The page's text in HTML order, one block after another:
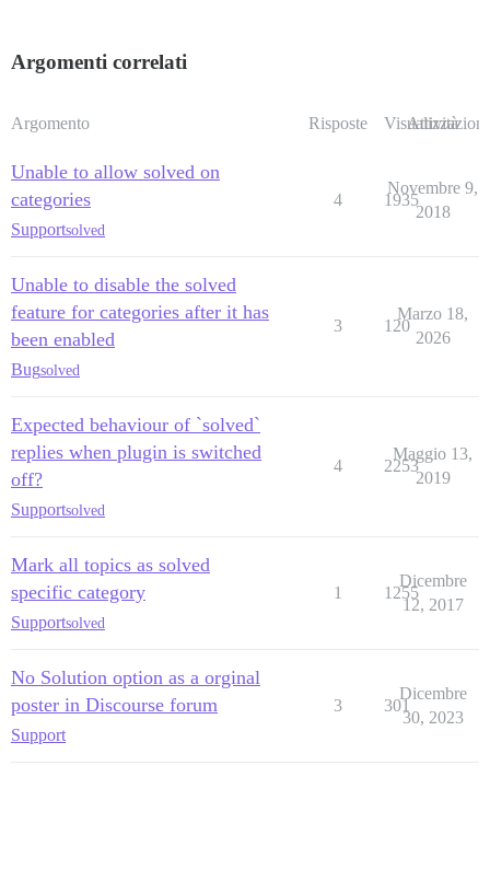
Argomenti correlati
Argomento Risposte Visualizzazioni
Attività
Unable to allow solved on
categories
Supportsolved
4 1935
Novembre 9,
2018
Unable to disable the solved
feature for categories after it has
been enabled
Bugsolved
3 120
Marzo 18,
2026
Expected behaviour of `solved`
replies when plugin is switched
off?
Supportsolved
4 2253
Maggio 13,
2019
Mark all topics as solved
specific category
Supportsolved
1 1255
Dicembre
12, 2017
No Solution option as a orginal
poster in Discourse forum
Support
3 301
Dicembre
30, 2023